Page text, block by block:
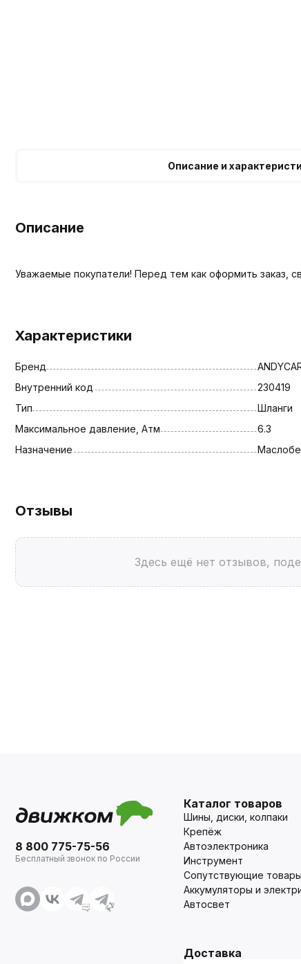
Описание и
Описание
Уважаемые покупатели! Перед тем как оформить заказ,
Характеристики
Бренд
Внутренний код
230419
Тип
Шланги
Максимальное давление, Атм
6.3
Назначение
Отзывы
Здесь ещё нет отзывов,
8 800 775-75-56
Бесплатный звонок по России
Каталог товаров
Шины, диски, колпаки
Крепёж
Автоэлектроника
Инструмент
Сопутствующие товары
Аккумуляторы и
Автосвет
Доставка